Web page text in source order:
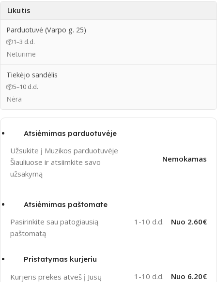
Likutis
Parduotuvė (Varpo g. 25)
📦1–3 d.d.
Neturime
Tiekėjo sandėlis
📦5–10 d.d.
Nėra
Atsiėmimas parduotuvėje
Užsukite į Muzikos parduotuvėje
Šiauliuose ir atsiimkite savo
užsakymą
Nemokamas
Atsiėmimas paštomate
Pasirinkite sau patogiausią
paštomatą
1-10 d.d. Nuo 2.60€
Pristatymas kurjeriu
Kurjeris prekes atveš į Jūsų
1-10 d.d. Nuo 6.20€